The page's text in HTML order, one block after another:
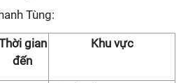
Tùng:
gian
đến
Khu vực